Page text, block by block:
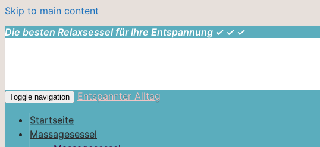
Skip to main content
Die besten Relaxsessel für Ihre Entspannung ✓ ✓ ✓
Toggle navigation
Entspannter Alltag
Startseite
Massagesessel